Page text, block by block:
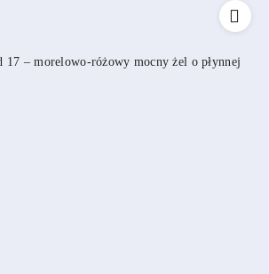
– morelowo-różowy mocny żel o płynnej